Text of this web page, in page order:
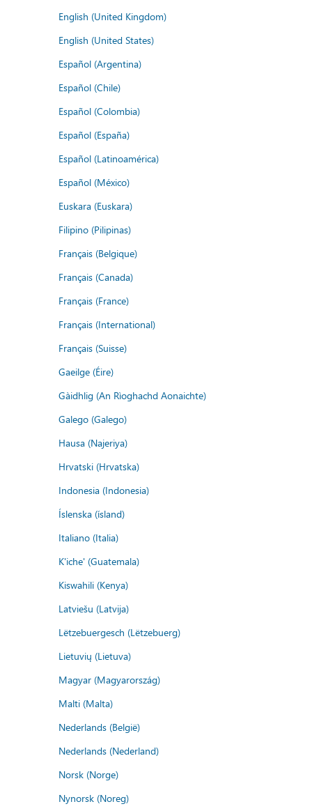
English (United Kingdom)
English (United States)
Español (Argentina)
Español (Chile)
Español (Colombia)
Español (España)
Español (Latinoamérica)
Español (México)
Euskara (Euskara)
Filipino (Pilipinas)
Français (Belgique)
Français (Canada)
Français (France)
Français (International)
Français (Suisse)
Gaeilge (Éire)
Gàidhlig (An Rìoghachd Aonaichte)
Galego (Galego)
Hausa (Najeriya)
Hrvatski (Hrvatska)
Indonesia (Indonesia)
Íslenska (ísland)
Italiano (Italia)
K'iche' (Guatemala)
Kiswahili (Kenya)
Latviešu (Latvija)
Lëtzebuergesch (Lëtzebuerg)
Lietuvių (Lietuva)
Magyar (Magyarország)
Malti (Malta)
Nederlands (België)
Nederlands (Nederland)
Norsk (Norge)
Nynorsk (Noreg)